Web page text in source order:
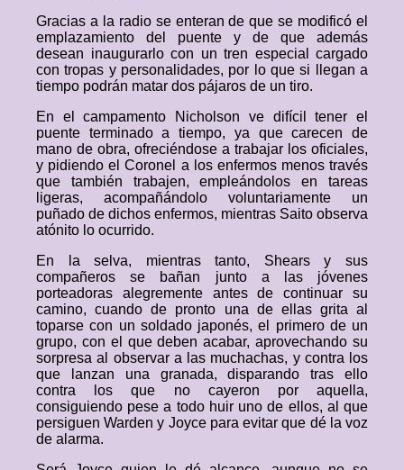
Gracias a la radio se enteran de que se modificó el
emplazamiento del puente y de que además
desean inaugurarlo con un tren especial cargado
con tropas y personalidades, por lo que si llegan a
tiempo podrán matar dos pájaros de un tiro.
En el campamento Nicholson ve difícil tener el
puente terminado a tiempo, ya que carecen de
mano de obra, ofreciéndose a trabajar los oficiales,
y pidiendo el Coronel a los enfermos menos través
que también trabajen, empleándolos en tareas
ligeras, acompañándolo voluntariamente un
puñado de dichos enfermos, mientras Saito observa
atónito lo ocurrido.
En la selva, mientras tanto, Shears y sus
compañeros se bañan junto a las jóvenes
porteadoras alegremente antes de continuar su
camino, cuando de pronto una de ellas grita al
toparse con un soldado japonés, el primero de un
grupo, con el que deben acabar, aprovechando su
sorpresa al observar a las muchachas, y contra los
que lanzan una granada, disparando tras ello
contra los que no cayeron por aquella,
consiguiendo pese a todo huir uno de ellos, al que
persiguen Warden y Joyce para evitar que dé la voz
de alarma.